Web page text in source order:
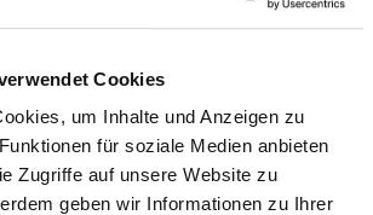
Cookies
um Inhalte und Anzeigen zu
für soziale Medien anbieten
Zugriffe auf unsere Website zu
geben wir Informationen zu Ihrer
therapeutischer
to chest trauma
und internistischen
und alle Möglichkeiten
VC13